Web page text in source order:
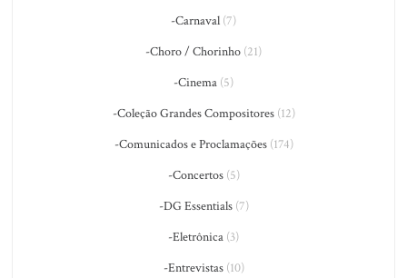
-Carnaval (7)
-Choro / Chorinho (21)
-Cinema (5)
-Coleção Grandes Compositores(12)
-Comunicados e Proclamações(174)
-Concertos(5)
-DG Essentials(7)
-Eletrônica (3)
-Entrevistas(10)